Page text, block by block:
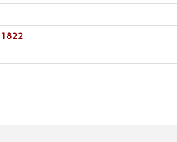
1822